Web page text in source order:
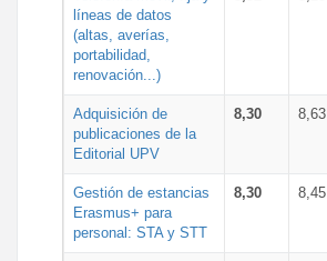
líneas de datos
(altas, averías,
portabilidad,
renovación...)
Adquisición de
publicaciones de la
Editorial UPV
8,30 8,63
Gestión de estancias
Erasmus+ para
personal: STA y STT
8,30 8,45